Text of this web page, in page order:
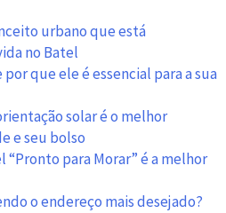
fazem
a
diferença
urbano que está
no Batel
que ele é essencial para a sua
solar é o melhor
e seu bolso
para Morar” é a melhor
o endereço mais desejado?